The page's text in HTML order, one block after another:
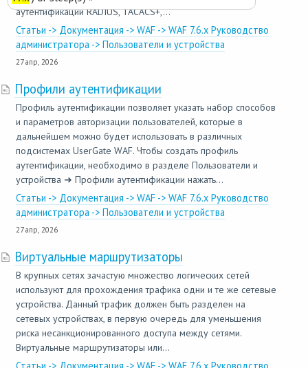
аутентификации RADIUS, TACACS+,...
Статьи -> Документация -> WAF -> WAF 7.6.x Руководство
администратора -> Пользователи и устройства
27 апр, 2026
Профили аутентификации
Профиль аутентификации позволяет указать набор способов
и параметров авторизации пользователей, которые в
дальнейшем можно будет использовать в различных
подсистемах UserGate WAF. Чтобы создать профиль
аутентификации, необходимо в разделе Пользователи и
устройства ➜ Профили аутентификации нажать...
Статьи -> Документация -> WAF -> WAF 7.6.x Руководство
администратора -> Пользователи и устройства
27 апр, 2026
Виртуальные маршрутизаторы
В крупных сетях зачастую множество логических сетей
используют для прохождения трафика одни и те же сетевые
устройства. Данный трафик должен быть разделен на
сетевых устройствах, в первую очередь для уменьшения
риска несанкционированного доступа между сетями.
Виртуальные маршрутизаторы или...